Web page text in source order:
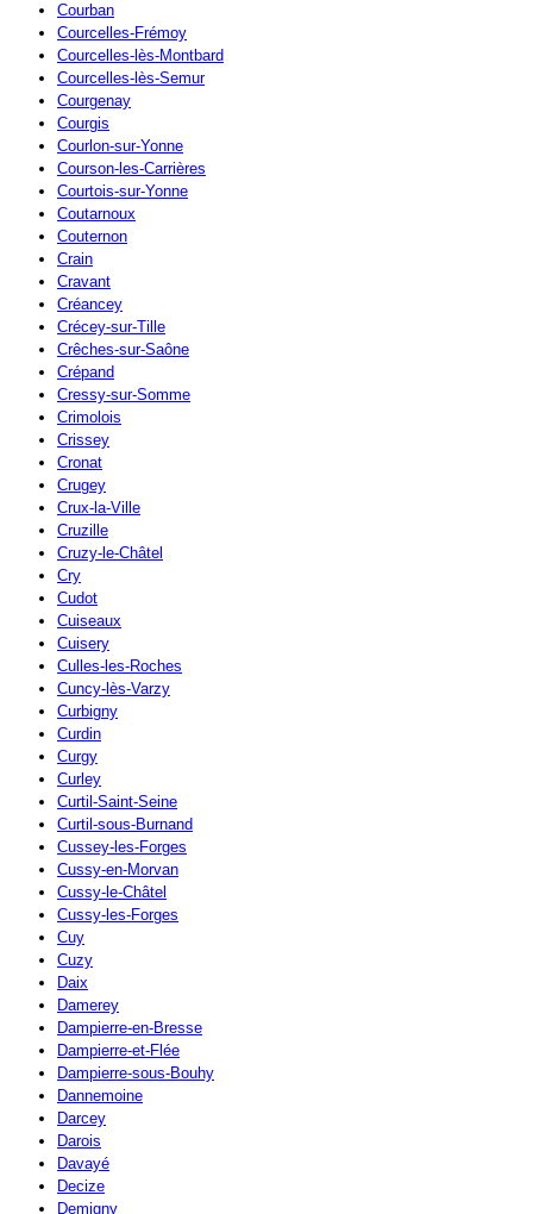
Courban
Courcelles-Frémoy
Courcelles-lès-Montbard
Courcelles-lès-Semur
Courgenay
Courgis
Courlon-sur-Yonne
Courson-les-Carrières
Courtois-sur-Yonne
Coutarnoux
Couternon
Crain
Cravant
Créancey
Crécey-sur-Tille
Crêches-sur-Saône
Crépand
Cressy-sur-Somme
Crimolois
Crissey
Cronat
Crugey
Crux-la-Ville
Cruzille
Cruzy-le-Châtel
Cry
Cudot
Cuiseaux
Cuisery
Culles-les-Roches
Cuncy-lès-Varzy
Curbigny
Curdin
Curgy
Curley
Curtil-Saint-Seine
Curtil-sous-Burnand
Cussey-les-Forges
Cussy-en-Morvan
Cussy-le-Châtel
Cussy-les-Forges
Cuy
Cuzy
Daix
Damerey
Dampierre-en-Bresse
Dampierre-et-Flée
Dampierre-sous-Bouhy
Dannemoine
Darcey
Darois
Davayé
Decize
Demigny